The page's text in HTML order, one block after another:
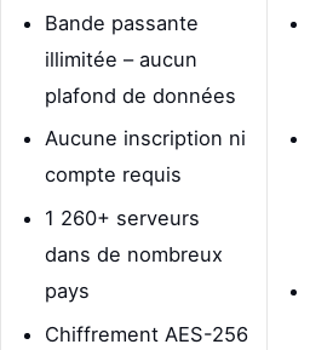
Bande passante
illimitée – aucun
plafond de données
Aucune inscription ni
compte requis
1 260+ serveurs
dans de nombreux
pays
Chiffrement AES-256